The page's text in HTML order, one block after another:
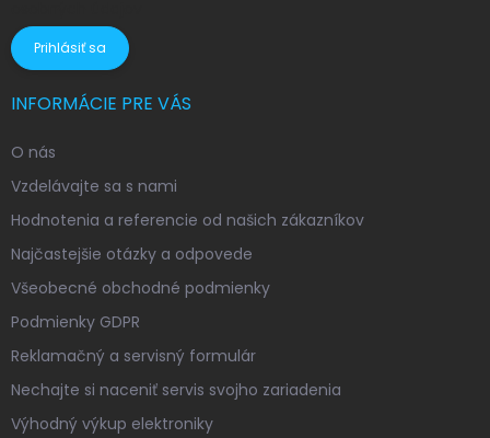
Prihlásiť sa
INFORMÁCIE PRE VÁS
O nás
Vzdelávajte sa s nami
Hodnotenia a referencie od našich zákazníkov
Najčastejšie otázky a odpovede
Všeobecné obchodné podmienky
Podmienky GDPR
Reklamačný a servisný formulár
Nechajte si naceniť servis svojho zariadenia
Výhodný výkup elektroniky